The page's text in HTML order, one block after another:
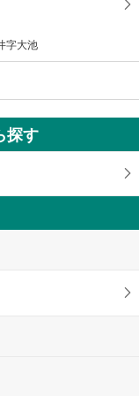
字大池
探す